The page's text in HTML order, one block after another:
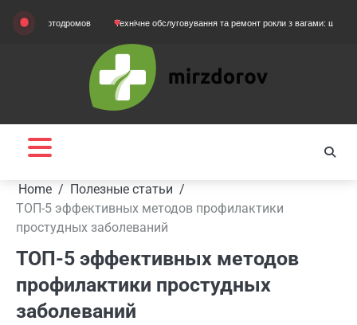
Skip
Технічне обслуговування та ремонт рокли з вагами: що потрібно
Home
Полезные статьи
ТОП-5 эффективных методов профилактики
простудных заболеваний
ТОП-5 эффективных методов
профилактики простудных
заболеваний